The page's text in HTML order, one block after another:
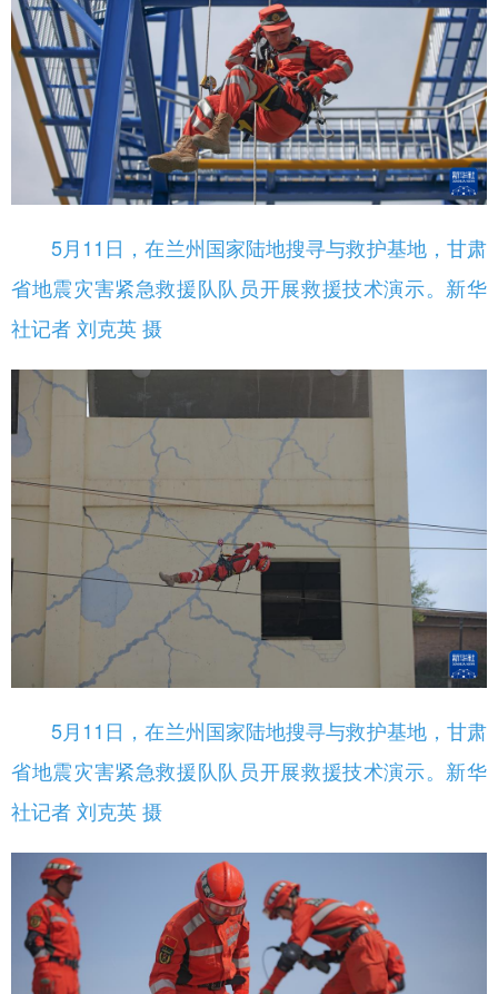
5月11日，在兰州国家陆地搜寻与救护基地，甘肃
省地震灾害紧急救援队队员开展救援技术演示。新华
社记者 刘克英 摄
5月11日，在兰州国家陆地搜寻与救护基地，甘肃
省地震灾害紧急救援队队员开展救援技术演示。新华
社记者 刘克英 摄